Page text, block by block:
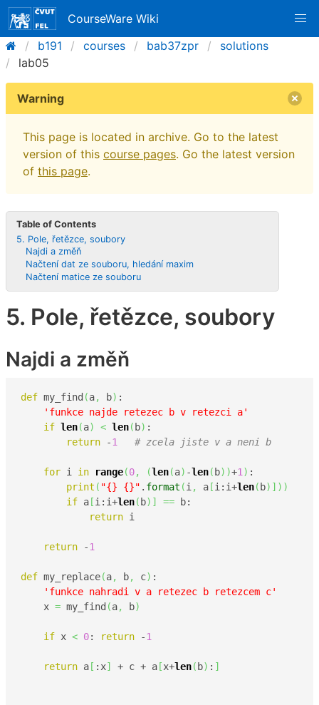
CourseWare Wiki
b191
courses bab37zpr
solutions
lab05
Warning
This page is located in archive. Go to the latest
version of this course pages. Go the latest version
of this page.
Table of Contents
5. Pole, řetězce, soubory
Najdi a změň
Načtení dat ze souboru, hledání maxim
Načtení matice ze souboru
5. Pole, řetězce, soubory
Najdi a změň
def my_find (a, b) :
'funkce najde retezec b v retezci a'
if len(a) < len( b) :
return -1 # zcela jiste v a neni b
for i in range(0, (len(a) -len( b) )+1 ) :
print ( "{} {}" . format (i , a [i:i+len( b) ] ) )
if a [i:i+len( b) ] == b:
return i
return -1
def my_replace(a, b, c) :
'funkce nahradi v a retezec b retezcem c'
    x
= my_find (a, b)
if x < 0: return -1
return a [ :x] + c + a [x+len( b) : ]